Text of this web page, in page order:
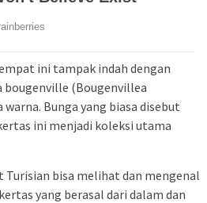
ini tampak indah dengan
(Bougenvillea
Bunga yang biasa disebut
ini menjadi koleksi utama
Turisian bisa melihat dan mengenal
yang berasal dari dalam dan